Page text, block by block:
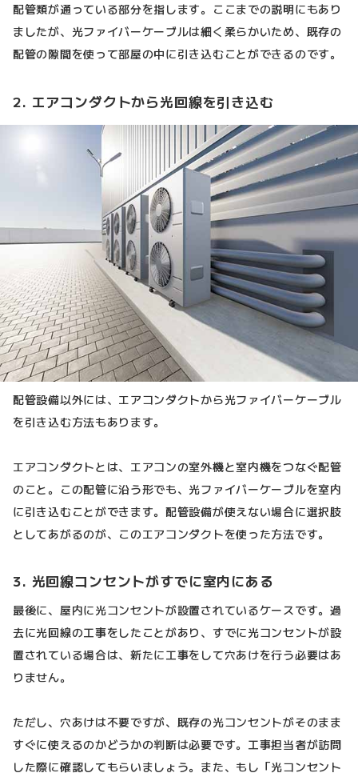
配管類が通っている部分を指します。ここまでの説明にもあり
ましたが、光ファイバーケーブルは細く柔らかいため、既存の
配管の隙間を使って部屋の中に引き込むことができるのです。
2. エアコンダクトから光回線を引き込む
配管設備以外には、エアコンダクトから光ファイバーケーブル
を引き込む方法もあります。
エアコンダクトとは、エアコンの室外機と室内機をつなぐ配管
のこと。この配管に沿う形でも、光ファイバーケーブルを室内
に引き込むことができます。配管設備が使えない場合に選択肢
としてあがるのが、このエアコンダクトを使った方法です。
3. 光回線コンセントがすでに室内にある
最後に、屋内に光コンセントが設置されているケースです。過
去に光回線の工事をしたことがあり、すでに光コンセントが設
置されている場合は、新たに工事をして穴あけを行う必要はあ
りません。
ただし、穴あけは不要ですが、既存の光コンセントがそのまま
すぐに使えるのかどうかの判断は必要です。工事担当者が訪問
した際に確認してもらいましょう。また、もし「光コンセント